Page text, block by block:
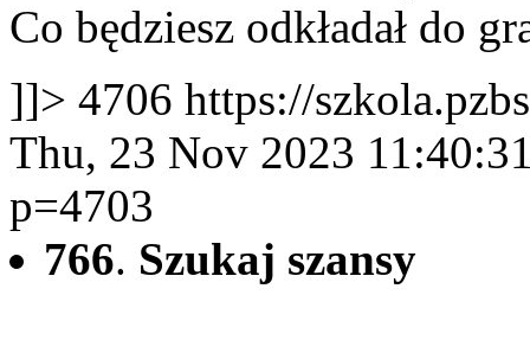
Co będziesz odkładał do
]]> 4706 https://
Thu, 23 Nov 2023
p=4703
766. Szukaj szansy